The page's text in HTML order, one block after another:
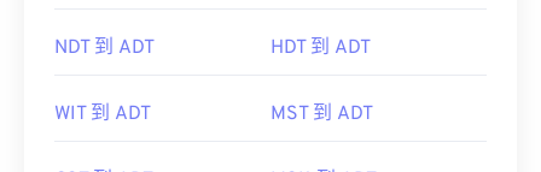
NDT 到 ADT HDT 到 ADT
WIT 到 ADT MST 到 ADT